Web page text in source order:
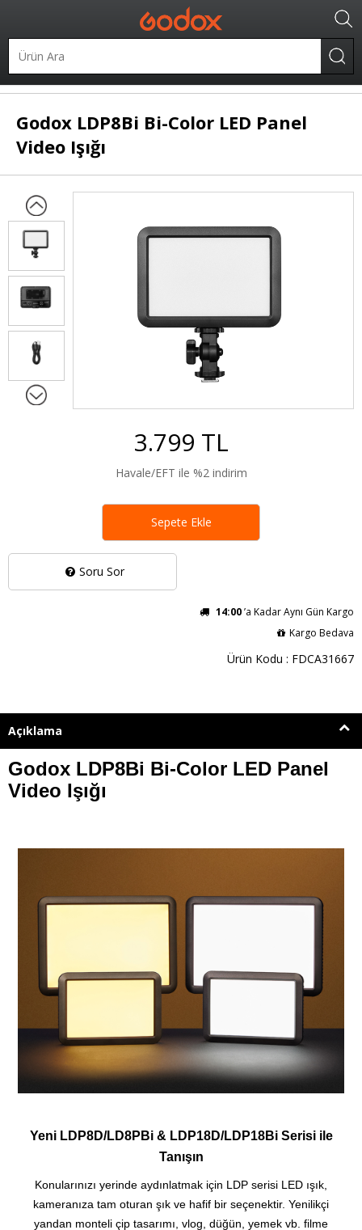
Godox LDP8Bi Bi-Color LED Panel
Video Işığı
Soru Sor
3.799 TL
Havale/EFT ile %2 indirim
14:00’a Kadar Aynı Gün Kargo
Kargo Bedava
Ürün Kodu : FDCA31667
Sepete Ekle
Açıklama
Godox LDP8Bi Bi-Color LED Panel
Video Işığı
Yeni LDP8D/LD8PBi & LDP18D/LDP18Bi Serisi ile
Tanışın
Konularınızı yerinde aydınlatmak için LDP serisi LED ışık,
kameranıza tam oturan şık ve hafif bir seçenektir. Yenilikçi
yandan monteli çip tasarımı, vlog, düğün, yemek vb. filme